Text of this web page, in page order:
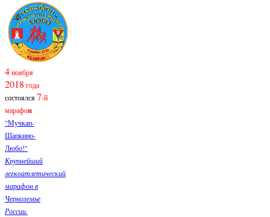
4ноября
2018 года
состоялся7-й
марафон
"Мучкап-
Шапкино-
Любо!"
Крупнейший
легкоатлетический
марафон в
Черноземье
России.